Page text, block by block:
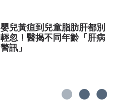
嬰兒黃疸到兒童脂肪肝都別
輕忽！醫揭不同年齡「肝病
警訊」